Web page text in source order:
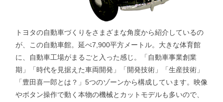
トヨタの自動車づくりをさまざまな角度から紹介しているの
が、この自動車館。延べ7,900平方メートル。大きな体育館
に、自動車工場がまるごと入った感じ。「自動車事業創業
期」「時代を見据えた車両開発」「開発技術」「生産技術」
「豊田喜一郎とは？」5つのゾーンから構成しています。映像
やボタン操作で動く本物の機械とカットモデルも多いので、